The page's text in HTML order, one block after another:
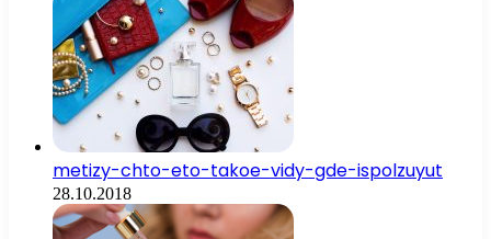
metizy-chto-eto-takoe-vidy-gde-ispolzuyut
28.10.2018